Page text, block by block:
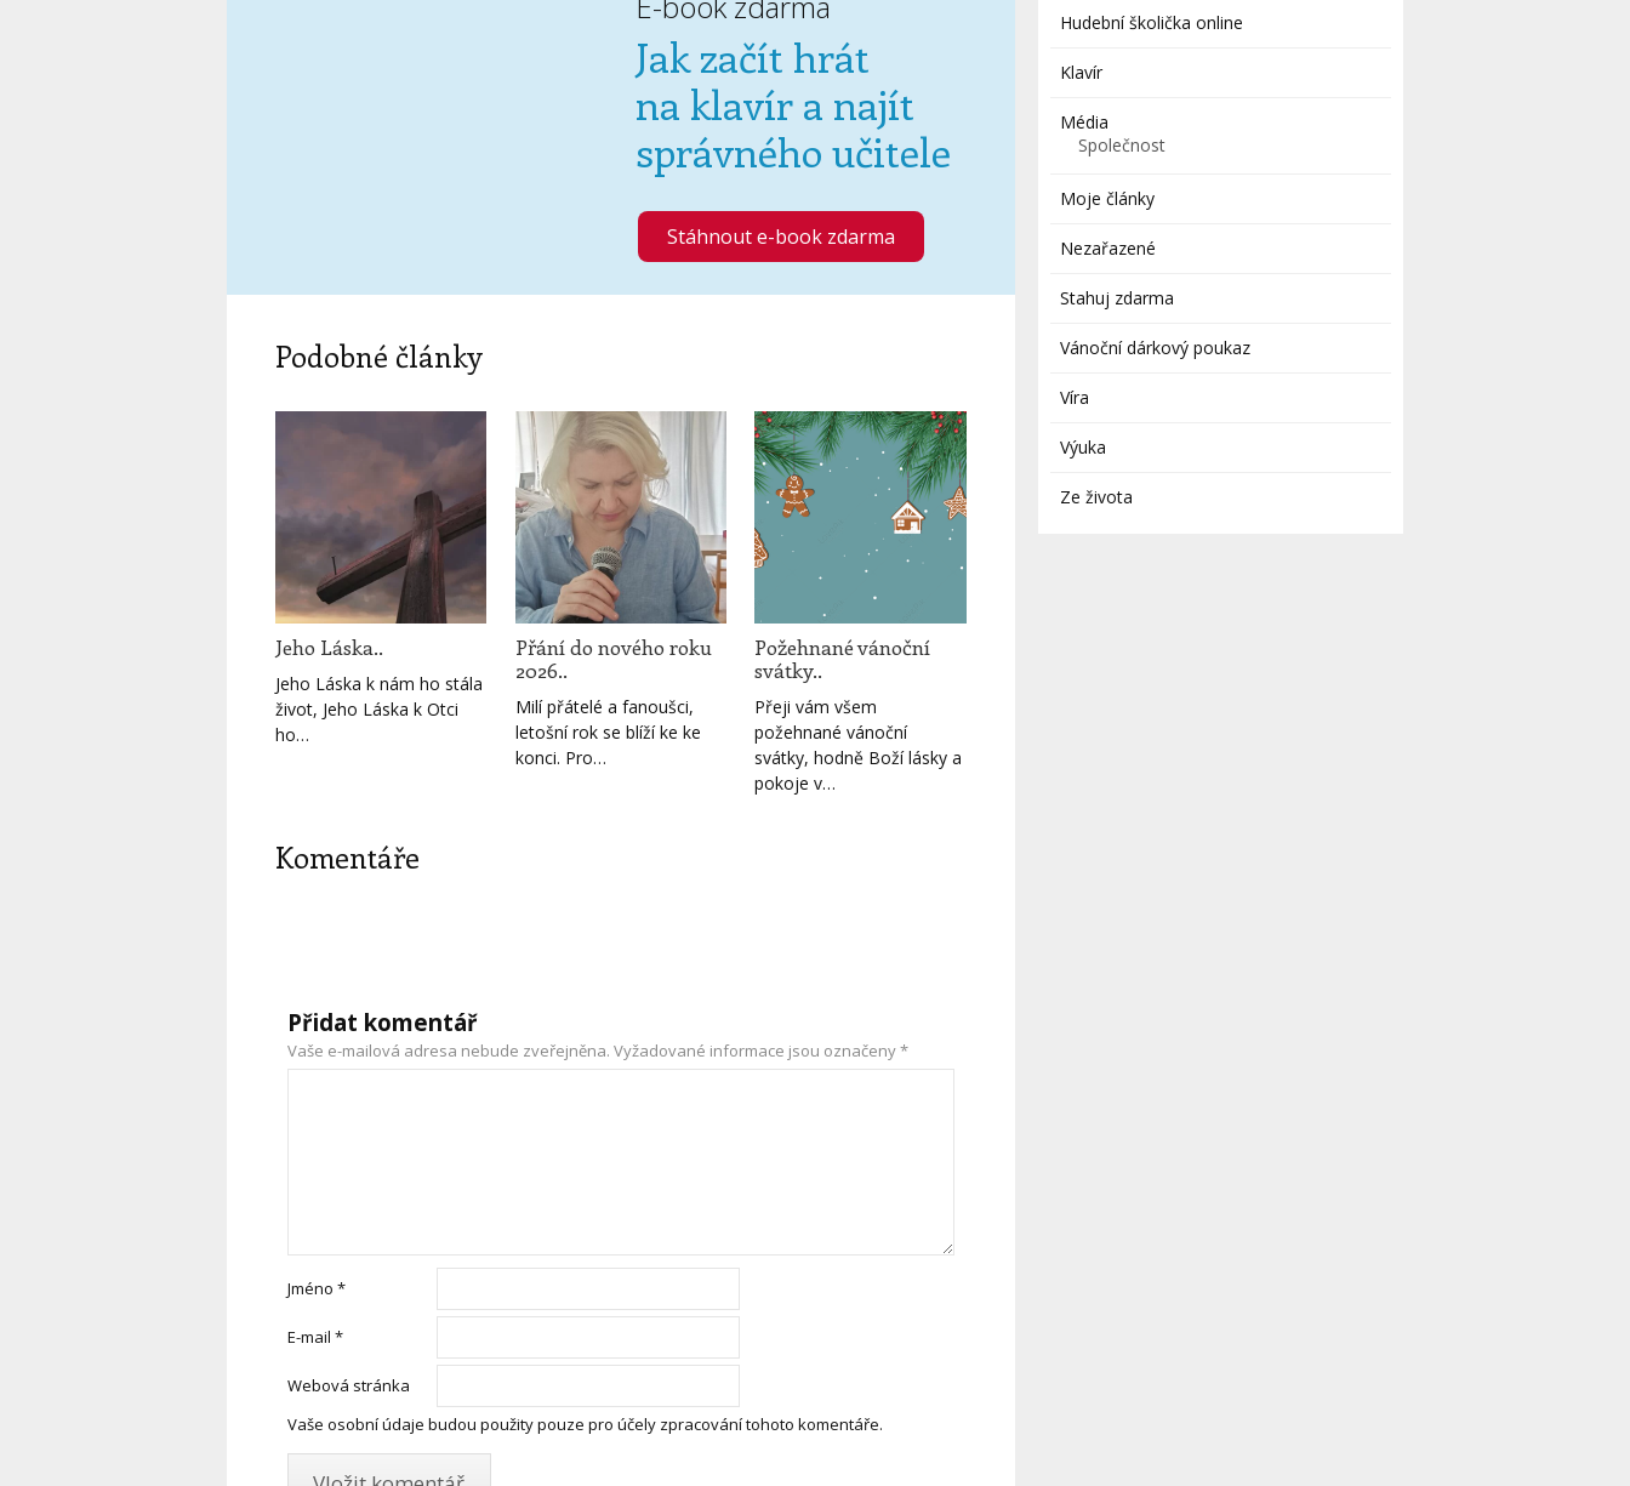
Jak začít hrát
na klavír a najít
správného učitele
Stáhnout e-book zdarma
Podobné články
Jeho Láska..
Jeho Láska k nám ho stála
život, Jeho Láska k Otci
ho…
Přání do nového roku
2026..
Milí přátelé a fanoušci,
letošní rok se blíží ke ke
konci. Pro…
Požehnané vánoční
svátky..
Přeji vám všem
požehnané vánoční
svátky, hodně Boží lásky a
pokoje v…
Komentáře
Přidat komentář
Vaše e-mailová adresa nebude zveřejněna. Vyžadované informace jsou označeny*
Jméno *
E-mail *
Webová stránka
Vaše osobní údaje budou použity pouze pro účely zpracování tohoto komentáře.
Hudební školička online
Klavír
Média
Společnost
Moje články
Nezařazené
Stahuj zdarma
Vánoční dárkový poukaz
Víra
Výuka
Ze života